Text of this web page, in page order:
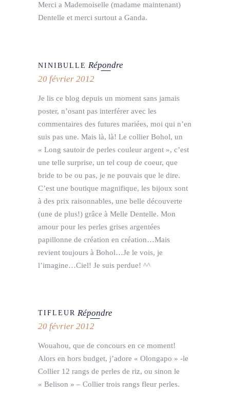
Merci a Mademoiselle (madame maintenant)
Dentelle et merci surtout a Ganda.
NINIBULLE Répondre
20 février 2012
Je lis ce blog depuis un moment sans jamais
poster, n’osant pas interférer avec les
commentaires des futures mariées, moi qui n’en
suis pas une. Mais là, là! Le collier Bohol, un
« Long sautoir de perles couleur argent », c’est
une telle surprise, un tel coup de coeur, que
bride to be ou pas, je ne pouvais que le dire.
C’est une boutique magnifique, les bijoux sont
à des prix raisonnables, une belle découverte
(une de plus!) grâce à Melle Dentelle. Mon
amour pour les perles grises argentées
papillonne de création en création…Mais
revient toujours à Bohol…Je le vois, je
l’imagine…Ciel! Je suis perdue! ^^
TIFLEUR Répondre
20 février 2012
Wouahou, que de concours en ce moment!
Alors en hors budget, j’adore « Olongapo » -le
Collier 12 rangs de perles de riz, ou sinon le
« Belison » – Collier trois rangs fleur perles.